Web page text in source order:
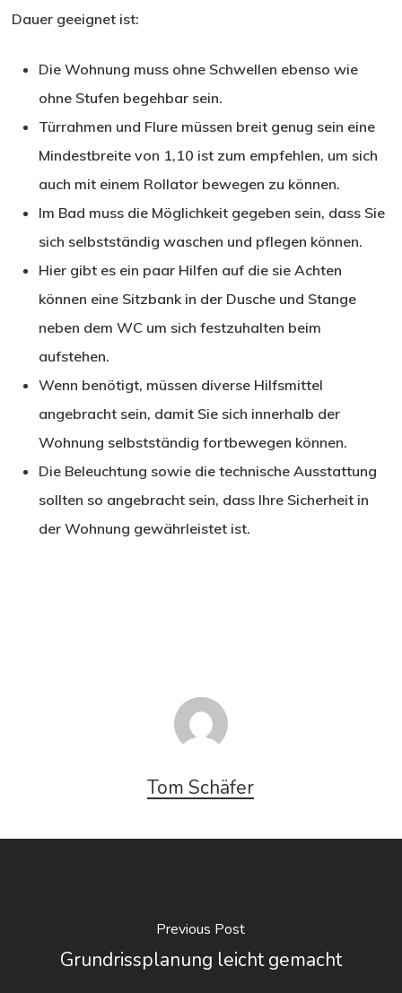
Dauer geeignet ist:
Die Wohnung muss ohne Schwellen ebenso wie
ohne Stufen begehbar sein.
Türrahmen und Flure müssen breit genug sein eine
Mindestbreite von 1,10 ist zum empfehlen, um sich
auch mit einem Rollator bewegen zu können.
Im Bad muss die Möglichkeit gegeben sein, dass Sie
sich selbstständig waschen und pflegen können.
Hier gibt es ein paar Hilfen auf die sie Achten
können eine Sitzbank in der Dusche und Stange
neben dem WC um sich festzuhalten beim
aufstehen.
Wenn benötigt, müssen diverse Hilfsmittel
angebracht sein, damit Sie sich innerhalb der
Wohnung selbstständig fortbewegen können.
Die Beleuchtung sowie die technische Ausstattung
sollten so angebracht sein, dass Ihre Sicherheit in
der Wohnung gewährleistet ist.
Tom Schäfer
Previous Post
Grundrissplanung leicht gemacht